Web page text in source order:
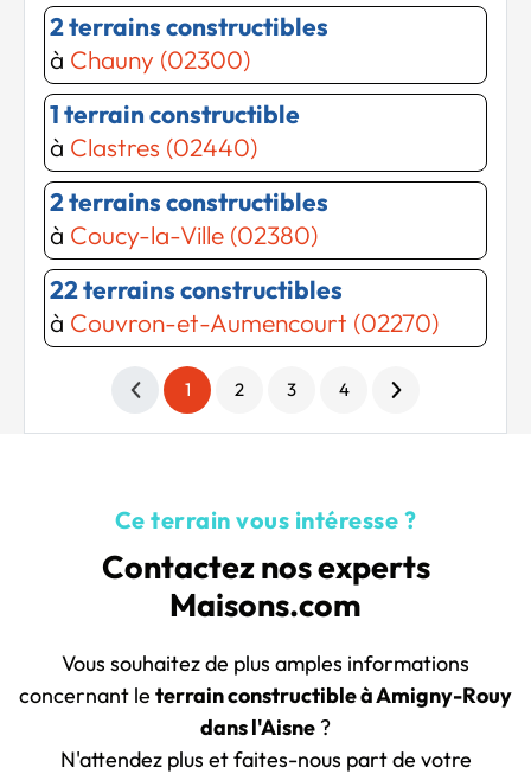
2 terrains constructibles
à Chauny (02300)
1 terrain constructible
à Clastres (02440)
2 terrains constructibles
à Coucy-la-Ville (02380)
22 terrains constructibles
à Couvron-et-Aumencourt (02270)
1 2 3 4
Ce terrain vous intéresse ?
Contactez nos experts
Maisons.com
Vous souhaitez de plus amples informations
concernant le terrain constructible à Amigny-Rouy
dans l'Aisne ?
N'attendez plus et faites-nous part de votre